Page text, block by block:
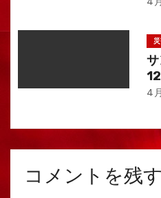
4
コメントを残す